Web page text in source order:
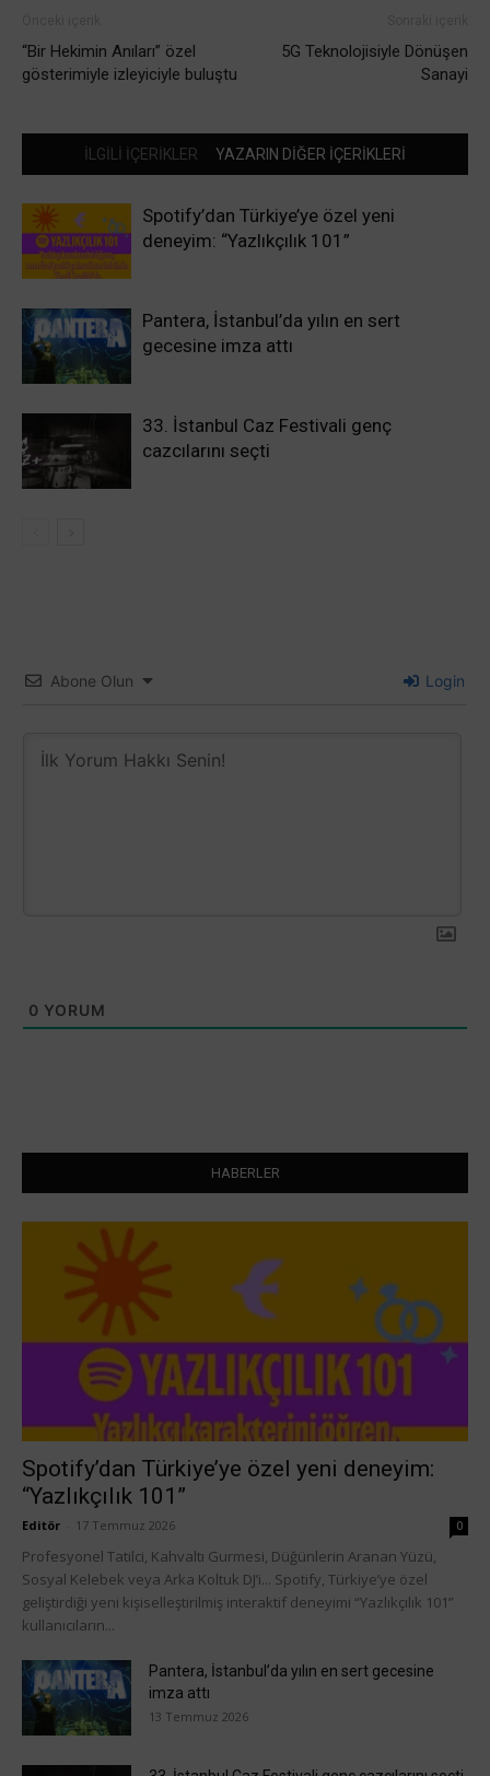
“Bir Hekimin Anıları” özel
gösterimiyle izleyiciyle buluştu
5G Teknolojisiyle Dönüşen
Sanayi
İLGİLİ İÇERİKLER YAZARIN DİĞER İÇERİKLERİ
Spotify’dan Türkiye’ye özel yeni
deneyim: “Yazlıkçılık 101”
Pantera, İstanbul’da yılın en sert
gecesine imza attı
33. İstanbul Caz Festivali genç
cazcılarını seçti
Abone Olun Login
0 YORUM
HABERLER
Spotify’dan Türkiye’ye özel yeni deneyim:
“Yazlıkçılık 101”
Editör 17 Temmuz 2026 0
Profesyonel Tatilci, Kahvaltı Gurmesi, Düğünlerin Aranan Yüzü,
Sosyal Kelebek veya Arka Koltuk DJ’i... Spotify, Türkiye’ye özel
geliştirdiği yeni kişiselleştirilmiş interaktif deneyimi “Yazlıkçılık 101”
kullanıcıların...
Pantera, İstanbul’da yılın en sert gecesine
imza attı
13 Temmuz 2026